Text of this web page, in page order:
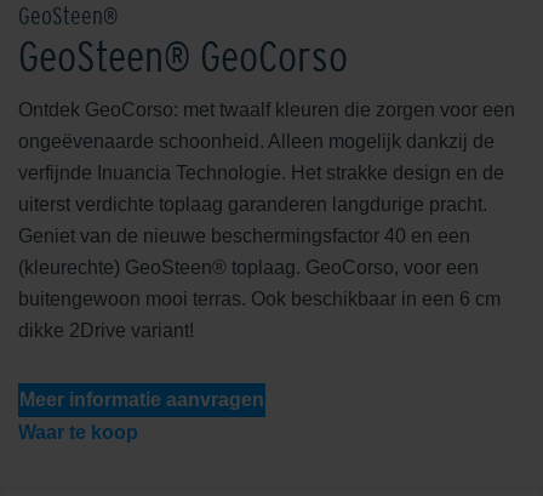
GeoSteen®
GeoSteen® GeoCorso
Ontdek GeoCorso: met twaalf kleuren die zorgen voor een
ongeëvenaarde schoonheid. Alleen mogelijk dankzij de
verfijnde Inuancia Technologie. Het strakke design en de
uiterst verdichte toplaag garanderen langdurige pracht.
Geniet van de nieuwe beschermingsfactor 40 en een
(kleurechte) GeoSteen® toplaag. GeoCorso, voor een
buitengewoon mooi terras. Ook beschikbaar in een 6 cm
dikke 2Drive variant!
Meer informatie aanvragen
Waar te koop